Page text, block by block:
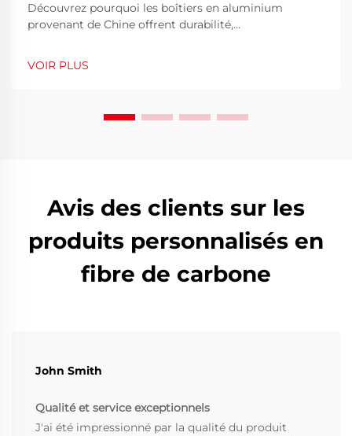
Découvrez pourquoi les boîtiers en aluminium
provenant de Chine offrent durabilité,
éviter les pièges courants. Obtenez dès maintenant
VOIR PLUS
Avis des clients sur les
produits personnalisés en
fibre de carbone
John Smith
Qualité et service exceptionnels
J'ai été impressionné par la qualité du produit